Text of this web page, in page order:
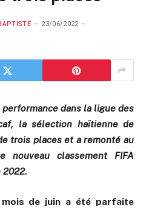
23/06/2022
dans la ligue des
la sélection haïtienne de
trois places et a remonté au
nouveau classement FIFA
de juin a été parfaite